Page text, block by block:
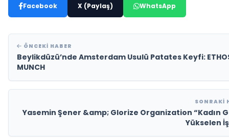
Facebook X (Paylaş) WhatsApp
ÖNCEKI HABER
Beylikdüzü’nde Amsterdam Usulü Patates Keyfi:
MUNCH
SONRAKI
Yasemin Şener &amp; Glorize Organization “Kadın
Yükselen